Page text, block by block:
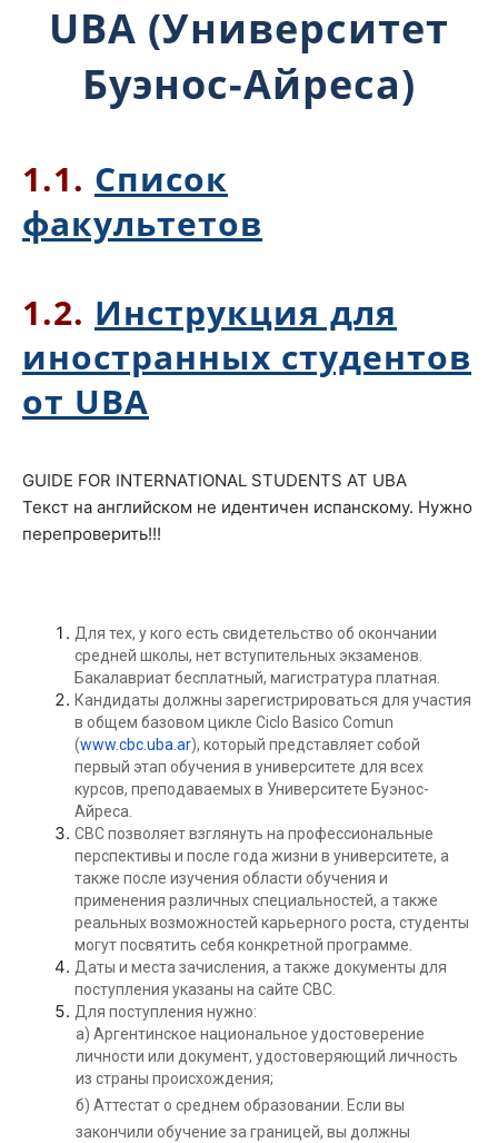
UBA (Университет
Буэнос-Айреса)
1.1. Список
факультетов
1.2. Инструкция для
иностранных студентов
от UBA
GUIDE FOR INTERNATIONAL STUDENTS AT UBA
Текст на английском не идентичен испанскому. Нужно
перепроверить!!!
Для тех, у кого есть свидетельство об окончании
средней школы, нет вступительных экзаменов.
Бакалавриат бесплатный, магистратура платная.
Кандидаты должны зарегистрироваться для участия
в общем базовом цикле Ciclo Basico Comun
(www.cbc.uba.ar), который представляет собой
первый этап обучения в университете для всех
курсов, преподаваемых в Университете Буэнос-
Айреса.
CBC позволяет взглянуть на профессиональные
перспективы и после года жизни в университете, а
также после изучения области обучения и
применения различных специальностей, а также
реальных возможностей карьерного роста, студенты
могут посвятить себя конкретной программе.
Даты и места зачисления, а также документы для
поступления указаны на сайте CBC.
Для поступления нужно:
а) Аргентинское национальное удостоверение
личности или документ, удостоверяющий личность
из страны происхождения;
б) Аттестат о среднем образовании. Если вы
закончили обучение за границей, вы должны